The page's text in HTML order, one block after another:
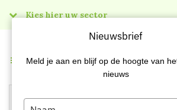
Kies hier uw sector
Menu
Nieuwsbrief
Meld je aan en blijf op de hoogte van
nieuws
Type